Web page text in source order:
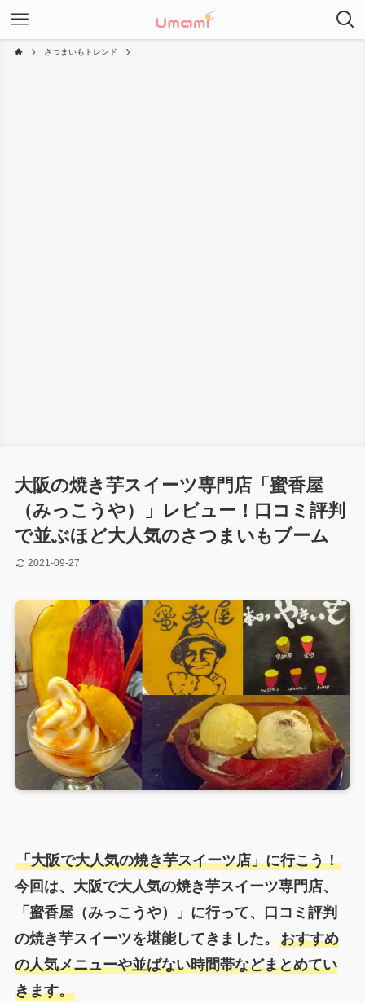
さつまいもトレンド
大阪の焼き芋スイーツ専門店「蜜香屋
（みっこうや）」レビュー！口コミ評判
で並ぶほど大人気のさつまいもブーム
2021-09-27
「大阪で大人気の焼き芋スイーツ店」に行こう！
今回は、大阪で大人気の焼き芋スイーツ専門店、
「蜜香屋（みっこうや）」に行って、口コミ評判
の焼き芋スイーツを堪能してきました。 おすすめ
の人気メニューや並ばない時間帯などまとめてい
きます。